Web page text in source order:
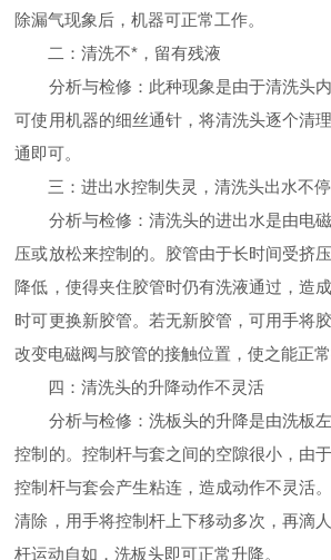
除漏气现象后，机器可正常工作。
二：清洗不*，留有残液
分析与检修：此种现象是由于清洗头内
可使用机器的细丝通针，将清洗头逐个清
通即可。
三：进出水控制失灵，清洗头出水不停
分析与检修：清洗头的进出水是由电磁
压或放松来控制的。胶管由于长时间受挤
降低，使得夹住胶管时仍有洗液通过，造
时可更换新胶管。若无新胶管，可用手将
改变电磁阀与胶管的接触位置，使之能正
四：清洗头的升降动作不灵活
分析与检修：洗板头的升降是由洗板左
控制的。控制杆与套之间的空隙很小，由
控制杆与套会产生粘连，造成动作不灵活
清除，用手将控制杆上下移动多次，再滴
杆运动自如，洗板头即可正常升降。